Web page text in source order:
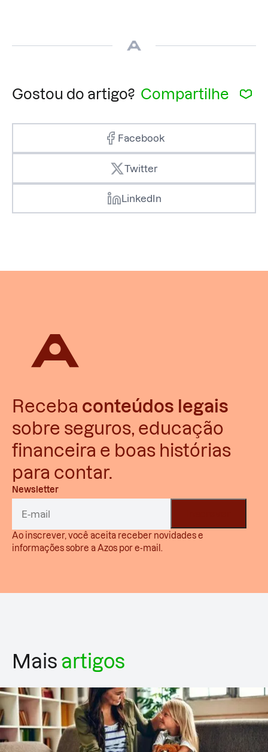
Gostou do artigo? Compartilhe
Facebook
Twitter
LinkedIn
Receba conteúdos legais
sobre seguros, educação
financeira e boas histórias
para contar.
Newsletter
Ao inscrever, você aceita receber novidades e
informações sobre a Azos por e-mail.
Mais artigos